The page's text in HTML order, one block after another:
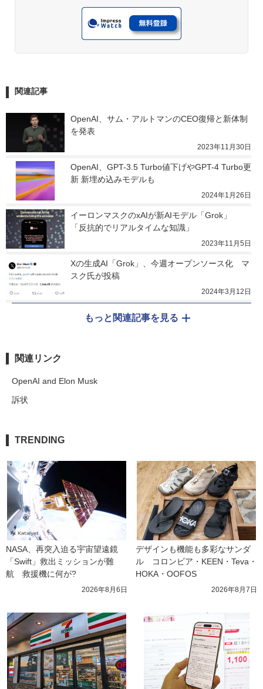
関連記事
OpenAI、サム・アルトマンのCEO復帰と新体制
を発表
2023年11月30日
OpenAI、GPT-3.5 Turbo値下げやGPT-4 Turbo更
新 新埋め込みモデルも
2024年1月26日
イーロンマスクのxAIが新AIモデル「Grok」
「反抗的でリアルタイムな知識」
2023年11月5日
Xの生成AI「Grok」、今週オープンソース化　マ
スク氏が投稿
2024年3月12日
もっと関連記事を見る
関連リンク
OpenAI and Elon Musk
訴状
TRENDING
NASA、再突入迫る宇宙望遠鏡
「Swift」救出ミッションが難
航　救援機に何が?
2026年8月6日
デザインも機能も多彩なサンダ
ル　コロンビア・KEEN・Teva・
HOKA・OOFOS
2026年8月7日